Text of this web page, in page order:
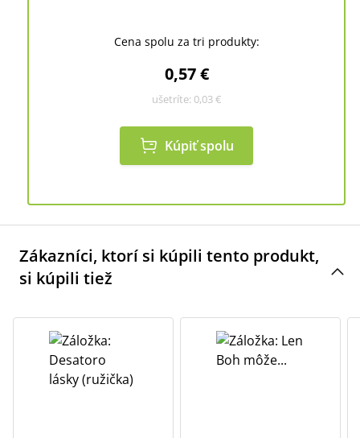
Cena spolu za tri produkty:
0,57 €
ušetríte: 0,03 €
Kúpiť spolu
Zákazníci, ktorí si kúpili tento produkt,
si kúpili tiež